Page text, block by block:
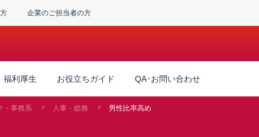
企業のご担当者の方
福利厚生 お役立ちガイド QA･お問い合わせ
・事務系 人事・総務 男性比率高め